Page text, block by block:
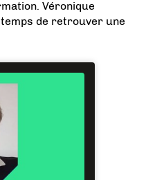
Véronique
de retrouver une